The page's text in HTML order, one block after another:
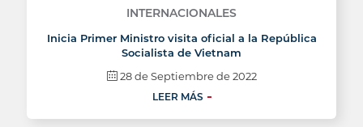
INTERNACIONALES
Inicia Primer Ministro visita oficial a la República
Socialista de Vietnam
28 de Septiembre de 2022
LEER MÁS